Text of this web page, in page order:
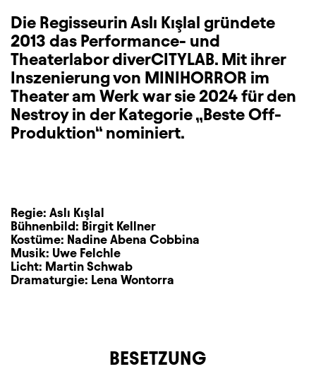
Die Regisseurin Aslı Kışlal gründete
2013 das Performance- und
Theaterlabor diverCITYLAB. Mit ihrer
Inszenierung von MINIHORROR im
Theater am Werk war sie 2024 für den
Nestroy in der Kategorie „Beste Off-
Produktion“ nominiert.
Regie: Aslı Kışlal
Bühnenbild: Birgit Kellner
Kostüme: Nadine Abena Cobbina
Musik: Uwe Felchle
Licht: Martin Schwab
Dramaturgie: Lena Wontorra
BESETZUNG